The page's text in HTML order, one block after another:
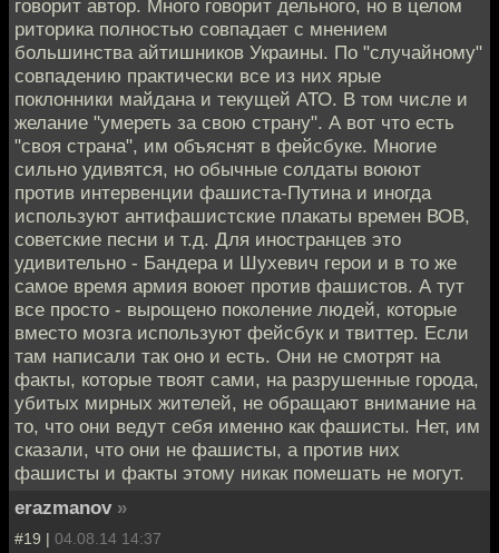
говорит автор. Много говорит дельного, но в целом
риторика полностью совпадает с мнением
большинства айтишников Украины. По "случайному"
совпадению практически все из них ярые
поклонники майдана и текущей АТО. В том числе и
желание "умереть за свою страну". А вот что есть
"своя страна", им объяснят в фейсбуке. Многие
сильно удивятся, но обычные солдаты воюют
против интервенции фашиста-Путина и иногда
используют антифашистские плакаты времен ВОВ,
советские песни и т.д. Для иностранцев это
удивительно - Бандера и Шухевич герои и в то же
самое время армия воюет против фашистов. А тут
все просто - вырощено поколение людей, которые
вместо мозга используют фейсбук и твиттер. Если
там написали так оно и есть. Они не смотрят на
факты, которые твоят сами, на разрушенные города,
убитых мирных жителей, не обращают внимание на
то, что они ведут себя именно как фашисты. Нет, им
сказали, что они не фашисты, а против них
фашисты и факты этому никак помешать не могут.
erazmanov »
#19 | 04.08.14 14:37